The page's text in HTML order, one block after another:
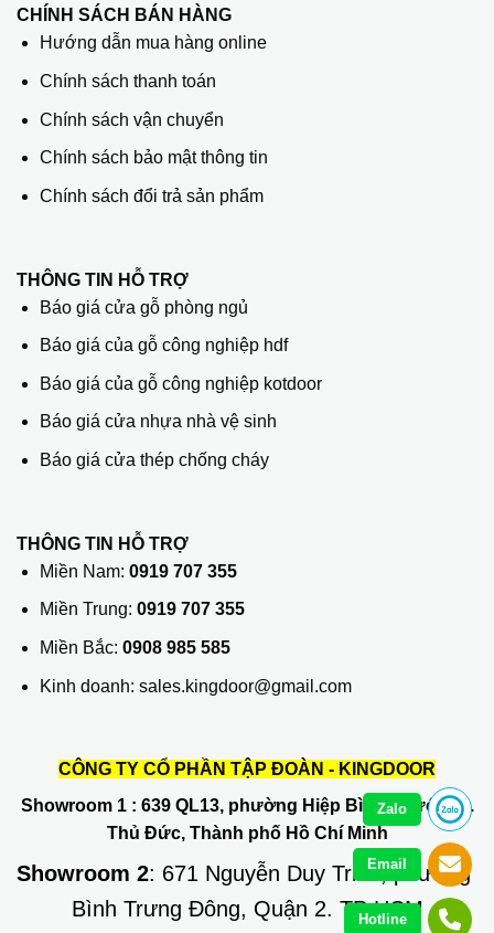
CHÍNH SÁCH BÁN HÀNG
Hướng dẫn mua hàng online
Chính sách thanh toán
Chính sách vận chuyển
Chính sách bảo mật thông tin
Chính sách đổi trả sản phẩm
THÔNG TIN HỖ TRỢ
Báo giá cửa gỗ phòng ngủ
Báo giá của gỗ công nghiệp hdf
Báo giá của gỗ công nghiệp kotdoor
Báo giá cửa nhựa nhà vệ sinh
Báo giá cửa thép chống cháy
THÔNG TIN HỖ TRỢ
Miền Nam: 0919 707 355
Miền Trung: 0919 707 355
Miền Bắc: 0908 985 585
Kinh doanh: sales.kingdoor@gmail.com
CÔNG TY CỔ PHẦN TẬP ĐOÀN - KINGDOOR
Showroom 1: 639 QL13, phường Hiệp Bình Phước, Q.
Thủ Đức, Thành phố Hồ Chí Minh
Showroom 2: 671 Nguyễn Duy Trinh, phường
Bình Trưng Đông, Quận 2. TP HCM
Zalo
Email
Hotline